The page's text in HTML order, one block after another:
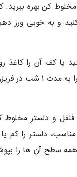
کن بهره ببرید.
و فلفل مخلوط کنید و به خوبی
یا کف آن را کاغذ
بیندازید. خمیر های کیک سیب زمینی استرالیایی را در آن بچینید و روی آن را سلفون
و دلستر مخلوط
دلستر را کم یا
سطح آن ها را